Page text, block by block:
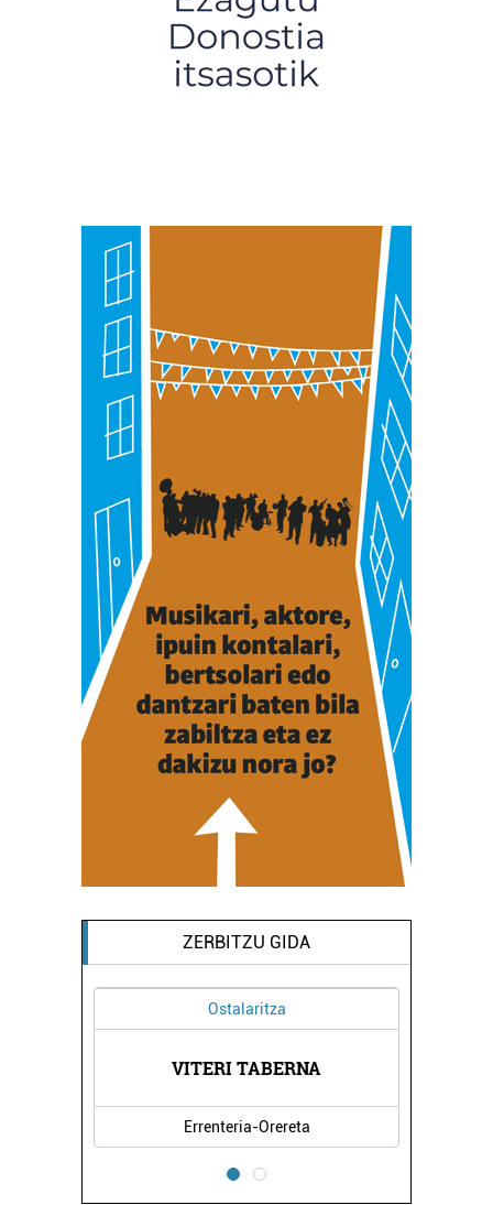
ZERBITZU GIDA
Ostalaritza
VITERI TABERNA
Errenteria-Orereta